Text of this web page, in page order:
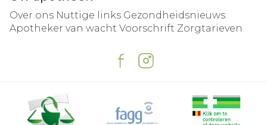
Over ons Nuttige links Gezondheidsnieuws
Apotheker van wacht Voorschrift Zorgtarieven